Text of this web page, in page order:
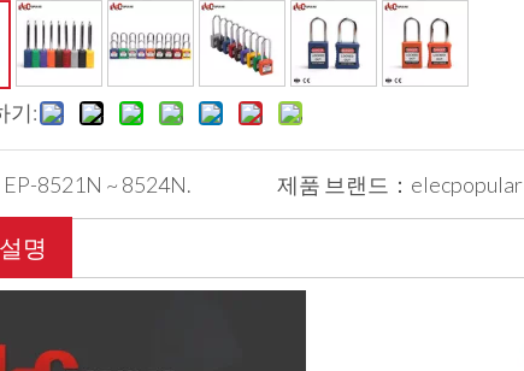
기:
EP-8521N ~ 8524N. 제품 브랜드： elecpopular
명